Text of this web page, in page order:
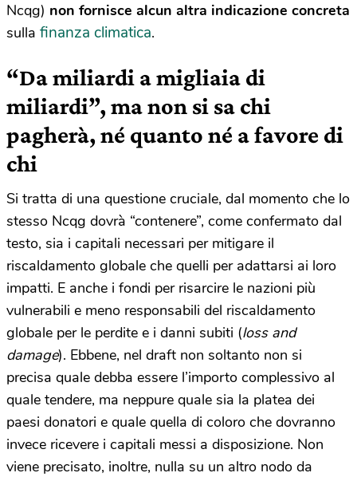
Ncqg) non fornisce alcun altra indicazione concreta
sulla finanza climatica.
“Da miliardi a migliaia di
miliardi”, ma non si sa chi
pagherà, né quanto né a favore di
chi
Si tratta di una questione cruciale, dal momento che lo
stesso Ncqg dovrà “contenere”, come confermato dal
testo, sia i capitali necessari per mitigare il
riscaldamento globale che quelli per adattarsi ai loro
impatti. E anche i fondi per risarcire le nazioni più
vulnerabili e meno responsabili del riscaldamento
globale per le perdite e i danni subiti (loss and
damage). Ebbene, nel draft non soltanto non si
precisa quale debba essere l’importo complessivo al
quale tendere, ma neppure quale sia la platea dei
paesi donatori e quale quella di coloro che dovranno
invece ricevere i capitali messi a disposizione. Non
viene precisato, inoltre, nulla su un altro nodo da